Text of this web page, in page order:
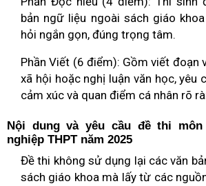
bản ngữ liệu ngoài sách giáo
hỏi ngắn gọn, đúng trọng tâm.
Phần Viết (6 điểm): Gồm viết đoạn
xã hội hoặc nghị luận văn học, yêu
cảm xúc và quan điểm cá nhân rõ
Nội dung và yêu cầu đề thi
nghiệp THPT năm 2025
Đề thi không sử dụng lại các văn
sách giáo khoa mà lấy từ các